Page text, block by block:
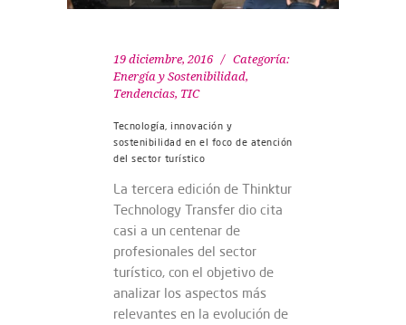
19 diciembre, 2016
Categoría:
Energía y Sostenibilidad,
Tendencias, TIC
Tecnología, innovación y
sostenibilidad en el foco de atención
del sector turístico
La tercera edición de Thinktur
Technology Transfer dio cita
casi a un centenar de
profesionales del sector
turístico, con el objetivo de
analizar los aspectos más
relevantes en la evolución de